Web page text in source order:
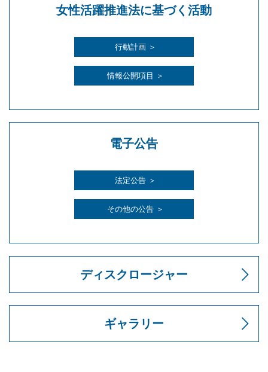
女性活躍推進法に基づく活動
行動計画 ＞
情報公開項目 ＞
電子公告
法定公告 ＞
その他の公告 ＞
ディスクロージャー
ギャラリー